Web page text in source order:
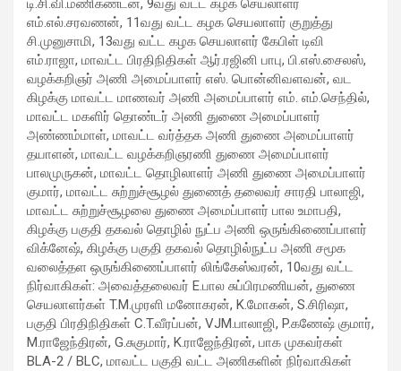
interventional cardiology programme with state-of-the-art Cath
Labs, experienced specialists and advanced technologies to
provide comprehensive cardiac care for patients across the
region. About Prashanth Hospitals: Prashanth Hospitals is a
multidisciplinary hospital that provides sophisticated and
dedicated healthcare services by professionally trained experts.
Prashanth Super- specialty Hospital at Velachery and Kolathur is
one of the best- and well-known multi- specialty hospitals in
Chennai. These facilities have well trained and skilled nursing
staff who can take good care of the patients. The vision is to
become an internationally renowned medical institute by providing
excellent health care services to the patients, and the mission is
to maintain the trust of the patient by providing good quality of
health care. The values on which Prashanth Super-specialty
Hospitals function are quality of care, respect, competence, the
effectiveness of the treatment, safety, and creating health
awareness among the people. Prashanth Super- specialty
Hospitals also provides various health care packages for check-
ups and diagnosis of any ailment and their treatments.
டி.சி.வி.மணிகண்டன், 9வது வட்ட கழக செயலாளர்
எம்.எல்.சரவணன், 11வது வட்ட கழக செயலாளர் குறுத்து
சி.முனுசாமி, 13வது வட்ட கழக செயலாளர் கேபிள் டிவி
எம்.ராஜா, மாவட்ட பிரதிநிதிகள் ஆர்.ரஜினி பாபு, பி.எஸ்.சைலஸ்,
வழக்கறிஞர் அணி அமைப்பாளர் எஸ். பொன்னிவளவன், வட
கிழக்கு மாவட்ட மாணவர் அணி அமைப்பாளர் எம். எம்.செந்தில்,
மாவட்ட மகளிர் தொண்டர் அணி துணை அமைப்பாளர்
அண்ணம்மாள், மாவட்ட வர்த்தக அணி துணை அமைப்பாளர்
தயாளன், மாவட்ட வழக்கறிஞரணி துணை அமைப்பாளர்
பாலமுருகன், மாவட்ட தொழிலாளர் அணி துணை அமைப்பாளர்
குமார், மாவட்ட சுற்றுச்சூழல் துணைத் தலைவர் சாரதி பாலாஜி,
மாவட்ட சுற்றுச்சூழலை துணை அமைப்பாளர் பால உமாபதி,
கிழக்கு பகுதி தகவல் தொழில் நுட்ப அணி ஒருங்கிணைப்பாளர்
விக்னேஷ், கிழக்கு பகுதி தகவல் தொழில்நுட்ப அணி சமூக
வலைத்தள ஒருங்கிணைப்பாளர் லிங்கேஸ்வரன், 10வது வட்ட
நிர்வாகிகள்: அவைத்தலைவர் E.பால சுப்பிரமணியன், துணை
செயலாளர்கள் T.M.முரளி மனோகரன், K.மோகன், S.சிரிஷா,
பகுதி பிரதிநிதிகள் C.T.வீரப்பன், VJM.பாலாஜி, P.கணேஷ் குமார்,
M.ராஜேந்திரன், G.சுகுமார், K.ராஜேந்திரன், பாக முகவர்கள்
BLA-2 / BLC, மாவட்ட பகுதி வட்ட அணிகளின் நிர்வாகிகள்